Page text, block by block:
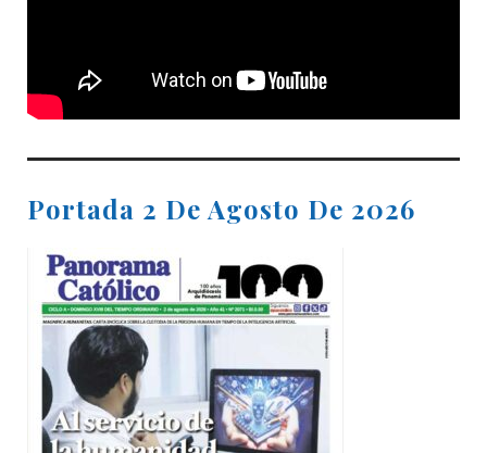
Portada 2 De Agosto De 2026